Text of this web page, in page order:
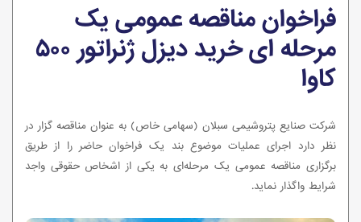
فراخوان مناقصه عمومی یک
مرحله ای خرید دیزل ژنراتور ۵۰۰
کاوا
شرکت صنایع پتروشیمی سبلان (سهامی خاص) به عنوان مناقصه گزار در
نظر دارد اجرای عملیات موضوع بند یک فراخوان حاضر را از طریق
برگزاری مناقصه عمومی یک مرحله‌ای به یکی از اشخاص حقوقی واجد
شرایط واگذار نماید.